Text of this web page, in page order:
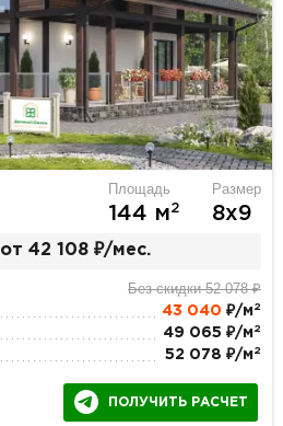
Площадь
144 м2
Размер
8х9
от 42 108 ₽/мес.
Без скидки 52 078 ₽
43 040 ₽/м 2
49 065 ₽/м 2
52 078 ₽/м 2
ПОЛУЧИТЬ РАСЧЕТ